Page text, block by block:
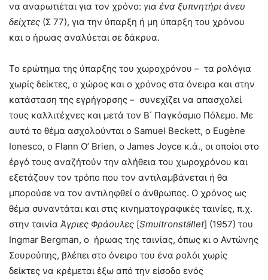
να αναρωτιέται για τον χρόνο: για ένα ξυπνητήρι άνευ
δείχτες (Σ 77), για την ύπαρξη ή μη ύπαρξη του χρόνου
και ο ήρωας αναλύεται σε δάκρυα.
Το ερώτημα της ύπαρξης του χωροχρόνου – τα ρολόγια
χωρίς δείκτες, ο χώρος και ο χρόνος στα όνειρα και στην
κατάσταση της εγρήγορσης – συνεχίζει να απασχολεί
τους καλλιτέχνες και μετά τον Β΄ Παγκόσμιο Πόλεμο. Με
αυτό το θέμα ασχολούνται ο Samuel Beckett, ο Eugène
Ionesco, ο Flann O’ Brien, o James Joyce κ.ά., οι οποίοι στο
έργό τους αναζήτούν την αλήθεια του χωροχρόνου και
εξετάζουν τον τρόπο που τον αντιλαμβάνεται ή θα
μπορούσε να τον αντιληφθεί ο άνθρωπος. Ο χρόνος ως
θέμα συναντάται και στις κινηματογραφικές ταινίες, π.χ.
στην ταινία Άγριες Φράουλες [Smultronstället] (1957) του
Ingmar Bergman, ο ήρωας της ταινίας, όπως κι ο Αντώνης
Σουρούπης, βλέπει στο όνειρο του ένα ρολόι χωρίς
δείκτες να κρέμεται έξω από την είσοδο ενός